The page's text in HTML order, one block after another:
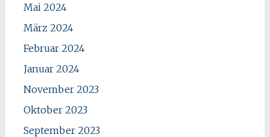
Mai 2024
März 2024
Februar 2024
Januar 2024
November 2023
Oktober 2023
September 2023